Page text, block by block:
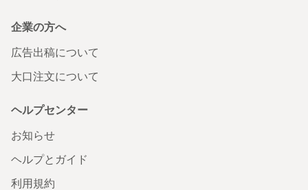
企業の方へ
広告出稿について
大口注文について
ヘルプセンター
お知らせ
ヘルプとガイド
利用規約